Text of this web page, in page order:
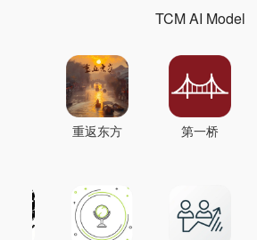
TCM AI Model
重返东方 第一桥